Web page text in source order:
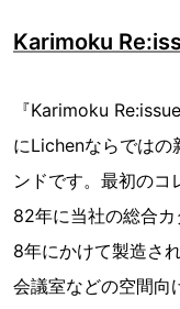
Karimoku
『Karimoku
にLichenならではの
ンドです。最初のコ
82年に当社の総合
8年にかけて製造さ
会議室などの空間向